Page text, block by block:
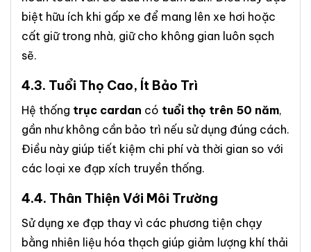
biệt hữu ích khi gấp xe để mang lên xe hơi hoặc
cất giữ trong nhà, giữ cho không gian luôn sạch
sẽ.
4.3. Tuổi Thọ Cao, Ít Bảo Trì
Hệ thống trục cardan có tuổi thọ trên 50 năm,
gần như không cần bảo trì nếu sử dụng đúng cách.
Điều này giúp tiết kiệm chi phí và thời gian so với
các loại xe đạp xích truyền thống.
4.4. Thân Thiện Với Môi Trường
Sử dụng xe đạp thay vì các phương tiện chạy
bằng nhiên liệu hóa thạch giúp giảm lượng khí thải